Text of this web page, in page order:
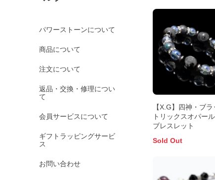
パワーストーンについて
商品について
注文について
返品・交換・修理につい
て
会員サービスについて
ギフトラッピングサービ
ス
お問い合わせ
【X.G】四神・ブ
トリックスオパー
ブレスレット
Sold Out